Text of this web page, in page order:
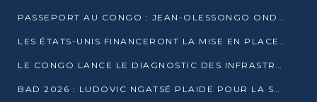
PASSEPORT AU CONGO : JEAN-OLESSONGO ONDAYE VEUT METTRE FIN AUX LENTEURS ADMINISTRATIVES
LES ÉTATS-UNIS FINANCERONT LA MISE EN PLACE DE JUSQU’À 50 CLINIQUES DE LUTTE CONTRE L’EBOLA
LE CONGO LANCE LE DIAGNOSTIC DES INFRASTRUCTURES SPORTIVES DU COMPLEXE DE KINTÉLÉ
BAD 2026 : LUDOVIC NGATSÉ PLAIDE POUR LA SOUVERAINETÉ FINANCIÈRE AFRICAINE